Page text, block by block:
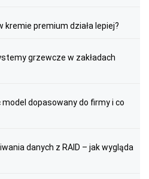
kremie premium działa lepiej?
grzewcze w zakładach
dopasowany do firmy i co
danych z RAID – jak wygląda